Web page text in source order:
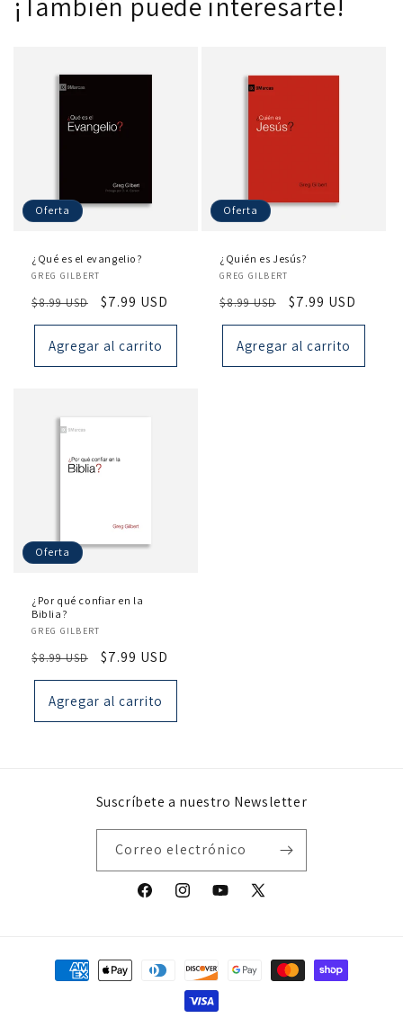
Oferta
¿Qué es el evangelio?
Proveedor:
GREG GILBERT
Precio
habitual
$8.99 USD
Precio
de
oferta
$7.99 USD
Agregar al carrito
Oferta
¿Quién es Jesús?
Proveedor:
GREG GILBERT
Precio
habitual
$8.99 USD
Precio
de
oferta
$7.99 USD
Agregar al carrito
Oferta
¿Por qué confiar en la
Biblia?
Proveedor:
GREG GILBERT
Precio
habitual
$8.99 USD
Precio
de
oferta
$7.99 USD
Agregar al carrito
Suscríbete a nuestro Newsletter
Correo electrónico
FacebookInstagramYouTube
X
Formas